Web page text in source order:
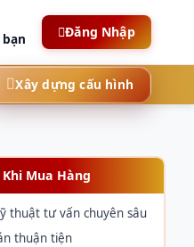
Đăng Nhập
Xây dựng cấu hình
Khi Mua Hàng
thuật tư vấn chuyên sâu
thuận tiện